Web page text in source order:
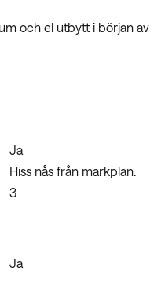
och el utbytt i början av
Ja
Hiss nås från markplan.
3
Ja